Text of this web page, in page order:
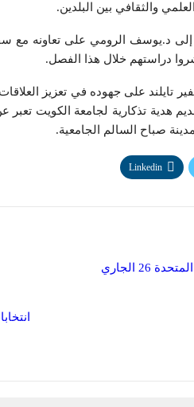
والثقافي بين البلدين.
إلى د.يوسف الرومي على تعاونه مع
دراستهم خلال هذا الفصل.
تايلند على جهوده في تعزيز العلاقات
هدية تذكارية لجامعة الكويت
صباح السالم الجامعية.
Linkedin
الجاري